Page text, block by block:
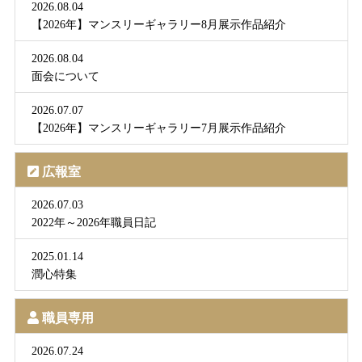
2026.08.04
【2026年】マンスリーギャラリー8月展示作品紹介
2026.08.04
面会について
2026.07.07
【2026年】マンスリーギャラリー7月展示作品紹介
広報室
2026.07.03
2022年～2026年職員日記
2025.01.14
潤心特集
職員専用
2026.07.24